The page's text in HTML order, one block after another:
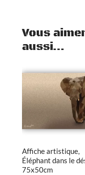
Vous
aussi…
Affiche artistique,
Éléphant dans le
75x50cm